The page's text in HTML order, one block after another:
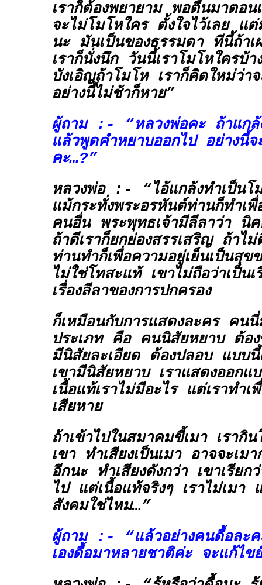
เราก็ต้องพยายาม พอตื่นมาตอน
จะไม่โมโหใคร ตั้งใจไว้เลย แ
นะ มันเป็นของธรรมดา ทีนี้ถ้า
เราก็นั่งนึก วันนี้เราโมโหใครบ้า
บังเอิญถ้าโมโห เราก็คิดใหม่ว่า
อย่างนี้ไม่ช้าก็หาย”
ผู้ถาม :- “หลวงพ่อคะ ถ้าแกล้
แล้วพูดคำหยาบออกไป อย่างนี้จ
คะ…?”
หลวงพ่อ :- “ไอ้แกล้งทำเป็นโ
แม้กระทั่งพระอรหันต์ท่านก็ทำเพื่
คนอื่น พระพุทธเจ้ามีลีลาว่า
นิ
ถ้าดีเราก็ยกย่องสรรเสริญ ถ้าไ
ท่านทำก็เพื่อความอยู่เย็นเป็นสุ
ไม่ใช่โทสะแท้ เขาไม่ถือว่าเป็น
เรื่องลีลาของการปกครอง
ก็เหมือนกับการแสดงละคร คน
ประเภท คือ คนนิสัยหยาบ ต้อ
มีนิสัยละเอียด ต้องปลอบ แบบ
เขามีนิสัยหยาบ เราแสดงออกแ
เนื้อแท้เราไม่มีอะไร แต่เราทำ
เสียหาย
ถ้าเข้าไปในสมาคมขี้เมา เรากิน
เขา ทำเสียงเป็นเมา อาจจะเม
อีกนะ ทำเสียงดังกว่า เขาเรียก
ไป แต่เนื้อแท้จริงๆ เราไม่เมา
สังคมใช่ไหม…”
ผู้ถาม :- “แล้วอย่างคนดื้อละค
เองดื้อมาหลายชาติค่ะ จะแก้ไข